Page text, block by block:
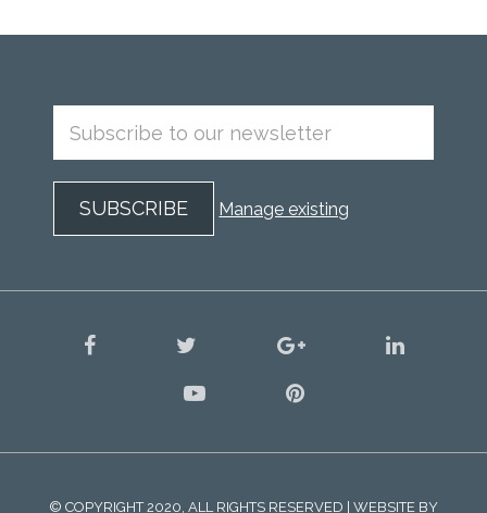
Manage existing
facebook twitter
google
linkedin
youtube pinterest
© COPYRIGHT 2020, ALL RIGHTS RESERVED | WEBSITE BY